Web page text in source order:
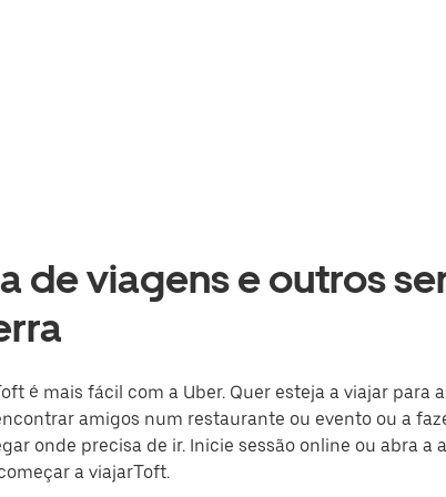
de viagens e outros
é mais fácil com a Uber. Quer esteja a viajar para
amigos num restaurante ou evento ou a
onde precisa de ir. Inicie sessão online ou abra a
a viajarToft.